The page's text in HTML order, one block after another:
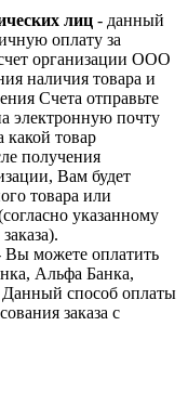
лиц - данный
оплату за
организации ООО
наличия товара и
Счета отправьте
электронную почту
какой товар
получения
Вам будет
товара или
указанному
Вы можете оплатить
Альфа Банка,
Данный способ оплаты
заказа с